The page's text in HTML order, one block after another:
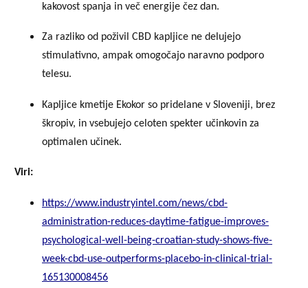
kakovost spanja in več energije čez dan.
Za razliko od poživil CBD kapljice ne delujejo
stimulativno, ampak omogočajo naravno podporo
telesu.
Kapljice kmetije Ekokor so pridelane v Sloveniji, brez
škropiv, in vsebujejo celoten spekter učinkovin za
optimalen učinek.
Viri:
https://www.industryintel.com/news/cbd-
administration-reduces-daytime-fatigue-improves-
psychological-well-being-croatian-study-shows-five-
week-cbd-use-outperforms-placebo-in-clinical-trial-
165130008456